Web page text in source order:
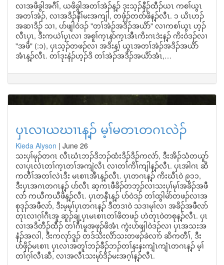
လၢအဖိခွါအဂီၢ်, ယဖိခွါအတၢ်အဲၣ်န့ၣ် ဒုးသ့ၣ်နီၣ်ထီၣ်ယၤ ကစၢ်ယွၤ
အတၢ်အဲၣ်, လၢအဒိၣ်နီၢ်မးအကျါ, တဖှံၣ်တဝာ်ဖိန့ၣ်လီၤ. ၁ ယိၤဟၣ်
အဆၢဒိၣ် သၢ, ပာ်ဖျါဝဲဒၣ် "တၢ်အဲၣ်အဒိၣ်အယိာ်" လၢကစၢ်ယွၤ ဟ့ၣ်
လီၤပှၤ, ဒီးကယဲၢ်ၦၤလၢ အစူၢ်က့ၤနာ်က့ၤအီၤကိးဂၤဒဲးန့ၣ် ကိးဝဲဒၣ်လၢ
"အဖိ" (:၁), ပှၤသ့ၣ်တဖၣ်လၢ အဒိးန့ၢ် ယွၤအတၢ်အဲၣ်အဒိၣ်အယိာ်
အံၤန့ၣ်လီၤ. တၢ်ဒုးနဲၣ်ဟ့ၣ်ဒိ တၢ်အဲၣ်အဒိၣ်အယိာ်အံၤ,…
ပှၤလၢယဃၢၤန့ၣ် မ့ၢ်မတၤတဂၤလဲၣ်
Kieda Alyson | June 26
သးပှၢ်မုၣ်တဂၤ လီၤဃံၤဘၣ်ဒိဘၣ်ထံးဒိၣ်ဒိၣ်ကလဲာ်, ဒီးအိၣ်သံတယူာ်
လၢပှၤလဲၤတၢ်က့ၤတၢ်အကျဲလိၤ လၢတၢ်ကိၢ်ကျါန့ၣ်လီၤ. ပှၤအါဂၤ ဆိ
ကတီၢ်အတၢ်လဲၤဒီး မၤစၢၤအီၤန့ၣ်လီၤ. ပှၤတဂၤန့ၣ် ကိးဃီၤဝဲ ၉၁၁,
ဒီးပှၤအဂၤတဂၤန့ၣ် ပာ်လီၤ ဆ့ကၤဖီခိၣ်တဘ့ၣ်လၢသးပှၢ်မုၢ်အခိၣ်အဖီ
လာ် ကယီကယီဖိန့ၣ်လီၤ. ပှၤတနီၤန့ၣ် ပာ်ဝဲဒၣ် တၢ်ထွါမဲာ်တဖၣ်လၢအ
စုဒုၣ်အဖီလာ်, ဒီးမ့မ့ၢ်ပှၤတဂၤန့ၣ် ဒီတဒၢဝဲ သဒၢမုၢ်လၢ အခိၣ်အဖီလာ်
တုၤလၢဂ့ၢ်ဂီၤအူ ဆူၣ်ချ့ပှၤမၤစၢၤတၢ်ဖိတဖၣ် ဟဲတုၤဝဲတစုန့ၣ်လီၤ. ပှၤ
လၢအဒိတီၣ်ထီၣ် တၢ်ဂီၤမူအဖုၣ်ဖိအံၤ ကွဲးပာ်ဖျါဝဲဒၣ်လၢ ပှၤအသးအ
နံၣ်အလါ, ဒီးကလုာ်ဒူၣ် တဒ်သိးလိာ်သးတဖၣ်ခဲလၢာ် ဆိကတီၢ်, ဒီး
ပာ်ဖှိၣ်မၤစၢၤ ပှၤလၢအတူၢ်ဘၣ်ခီၣ်ဘၣ်တၢ်နးနးကျံၤကျံၤတဂၤန့ၣ် မ့ၢ်
တၢ်ဂ့ၢ်လီၤဆီ, လၢအလီၤသးမုာ်ဒိၣ်မးအဂ့ၢ်န့ၣ်လီၤ.